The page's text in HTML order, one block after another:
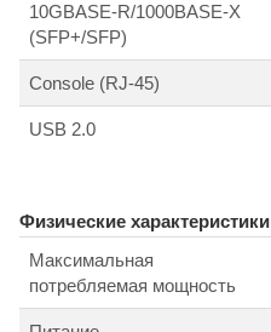
10GBASE-R/1000BASE-X
(SFP+/SFP)
Console (RJ-45)
USB 2.0
Физические характеристики
Максимальная
потребляемая мощность